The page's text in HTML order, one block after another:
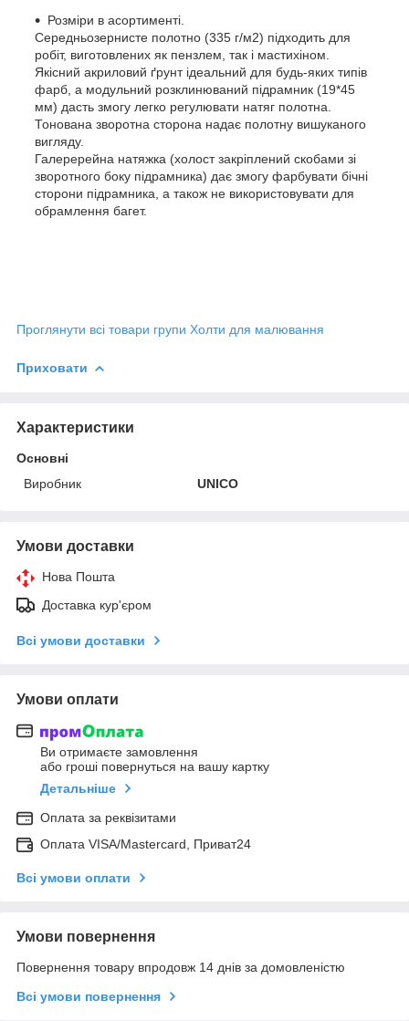
Розміри в асортименті.
Середньозернисте полотно (335 г/м2) підходить для
робіт, виготовлених як пензлем, так і мастихіном.
Якісний акриловий ґрунт ідеальний для будь-яких типів
фарб, а модульний розклинюваний підрамник (19*45
мм) дасть змогу легко регулювати натяг полотна.
Тонована зворотна сторона надає полотну вишуканого
вигляду.
Галеререйна натяжка (холост закріплений скобами зі
зворотного боку підрамника) дає змогу фарбувати бічні
сторони підрамника, а також не використовувати для
обрамлення багет.
Проглянути всі товари групи Холти для малювання
Приховати
Характеристики
Основні
Виробник
UNICO
Умови доставки
Нова Пошта
Доставка кур'єром
Всі умови доставки
Умови оплати
Ви отримаєте замовлення
або гроші повернуться на вашу картку
Детальніше
Оплата за реквізитами
Оплата VISA/Mastercard, Приват24
Всі умови оплати
Умови повернення
Повернення товару впродовж 14 днів за домовленістю
Всі умови повернення